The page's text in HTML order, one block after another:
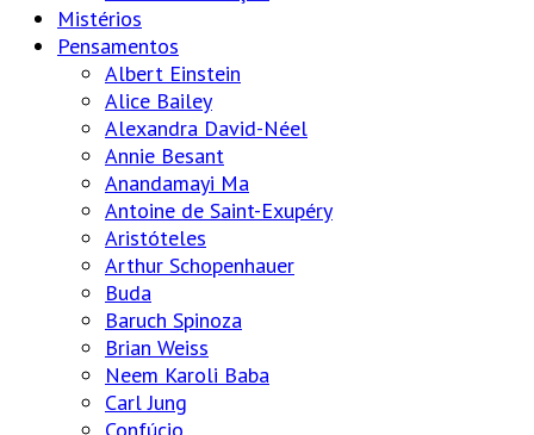
Mistérios
Pensamentos
Albert Einstein
Alice Bailey
Alexandra David-Néel
Annie Besant
Anandamayi Ma
Antoine de Saint-Exupéry
Aristóteles
Arthur Schopenhauer
Buda
Baruch Spinoza
Brian Weiss
Neem Karoli Baba
Carl Jung
Confúcio